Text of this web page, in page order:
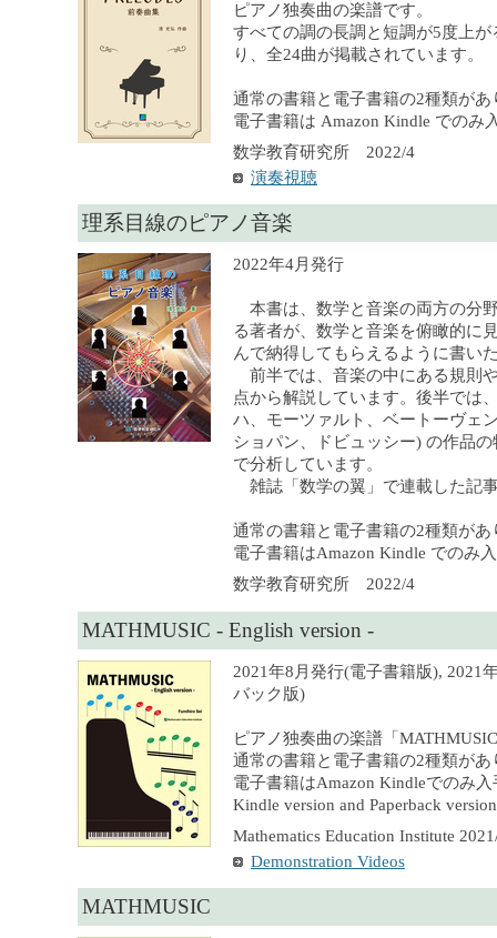
ピアノ独奏曲の楽譜です。
すべての調の長調と短調が5度上
り、全24曲が掲載されています。
通常の書籍と電子書籍の2種類があ
電子書籍は Amazon Kindle でのみ
数学教育研究所 2022/4
演奏視聴
理系目線のピアノ音楽
2022年4月発行
本書は、数学と音楽の両方の分
る著者が、数学と音楽を俯瞰的に
んで納得してもらえるように書い
前半では、音楽の中にある規則
点から解説しています。後半では
ハ、モーツァルト、ベートーヴェ
ショパン、ドビュッシー) の作品
で分析しています。
雑誌「数学の翼」で連載した記
通常の書籍と電子書籍の2種類があ
電子書籍はAmazon Kindle でのみ
数学教育研究所 2022/4
MATHMUSIC - English version -
2021年8月発行(電子書籍版), 2021
バック版)
ピアノ独奏曲の楽譜「
通常の書籍と電子書籍の2種類があ
電子書籍はAmazon Kindleでのみ
Kindle version and Paperback
Mathematics Education Institute
Demonstration Videos
MATHMUSIC